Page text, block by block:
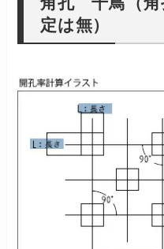
定は無）